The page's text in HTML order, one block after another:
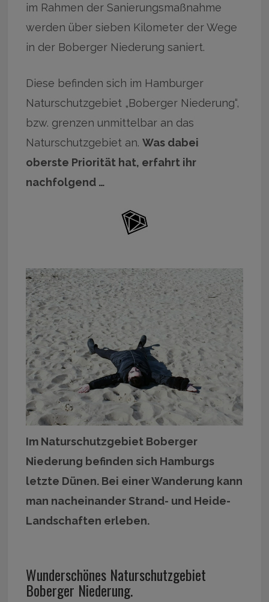
im Rahmen der Sanierungsmaßnahme
werden über sieben Kilometer der Wege
in der Boberger Niederung saniert.
Diese befinden sich im Hamburger
Naturschutzgebiet „Boberger Niederung“,
bzw. grenzen unmittelbar an das
Naturschutzgebiet an.Was dabei
oberste Priorität hat, erfahrt ihr
nachfolgend …
Im Naturschutzgebiet Boberger
Niederung befinden sich Hamburgs
letzte Dünen. Bei einer Wanderung kann
man nacheinander Strand- und Heide-
Landschaften erleben.
Wunderschönes Naturschutzgebiet
Boberger Niederung.